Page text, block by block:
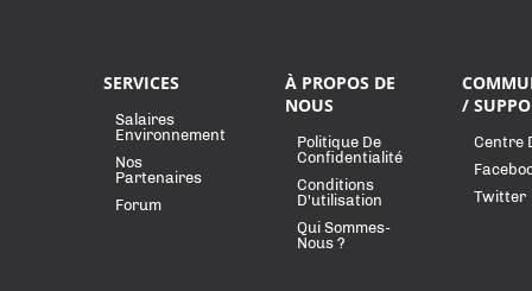
SERVICES
Salaires
Environnement
Nos
Partenaires
Forum
À PROPOS DE
NOUS
Politique De
Confidentialité
Conditions
D'utilisation
Qui Sommes-
Nous ?
/
Centre
Twitter